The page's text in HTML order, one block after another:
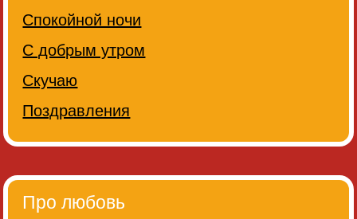
Спокойной ночи
С добрым утром
Скучаю
Поздравления
Про любовь